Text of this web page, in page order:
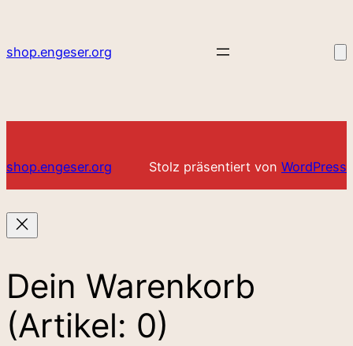
shop.engeser.org
shop.engeser.org Stolz präsentiert von WordPress
Dein Warenkorb
(Artikel: 0)